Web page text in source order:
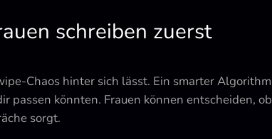
schreiben zuerst
Chaos hinter sich lässt. Ein smarter
passen könnten. Frauen können entscheiden,
sorgt.